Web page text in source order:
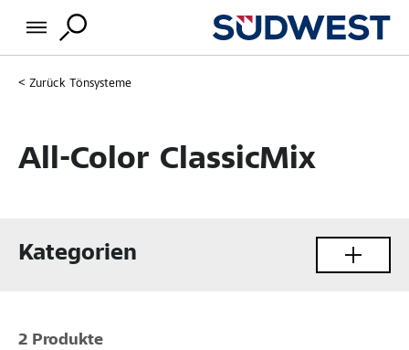
Zurück Tönsysteme
All-Color ClassicMix
Kategorien
2 Produkte